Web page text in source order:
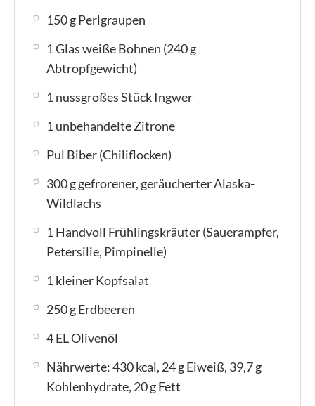
150 g Perlgraupen
1 Glas weiße Bohnen (240 g
Abtropfgewicht)
1 nussgroßes Stück Ingwer
1 unbehandelte Zitrone
Pul Biber (Chiliflocken)
300 g gefrorener, geräucherter Alaska-
Wildlachs
1 Handvoll Frühlingskräuter (Sauerampfer,
Petersilie, Pimpinelle)
1 kleiner Kopfsalat
250 g Erdbeeren
4 EL Olivenöl
Nährwerte: 430 kcal, 24 g Eiweiß, 39,7 g
Kohlenhydrate, 20 g Fett